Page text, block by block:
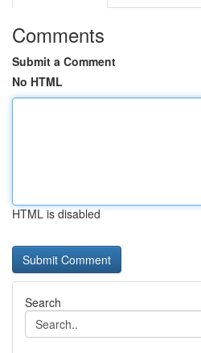
Comments
Submit a Comment
No HTML
HTML is disabled
Search